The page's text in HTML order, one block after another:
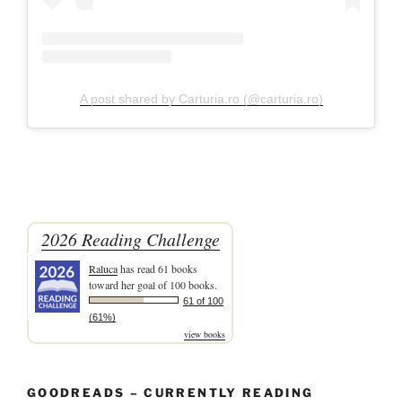
A post shared by Carturia.ro (@carturia.ro)
2026 Reading Challenge
Ralucahas read 61 books
toward her goal of 100 books.
61 of 100
(61%)
view books
GOODREADS – CURRENTLY READING